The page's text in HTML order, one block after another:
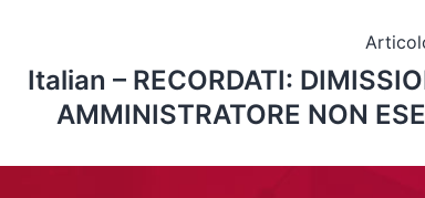
Italian – RECORDATI:
AMMINISTRATORE NON